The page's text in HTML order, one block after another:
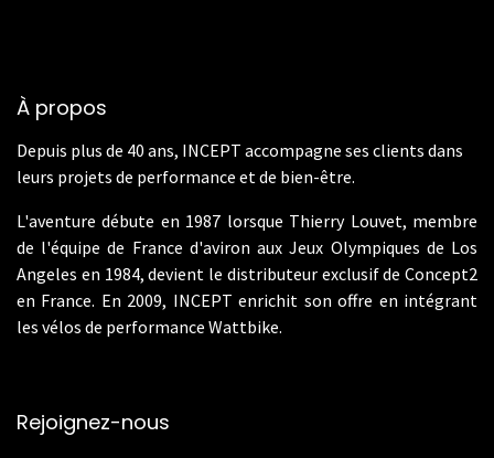
À propos
Depuis plus de 40 ans, INCEPT accompagne ses clients dans
leurs projets de performance et de bien-être.
L'aventure débute en 1987 lorsque Thierry Louvet, membre
de l'équipe de France d'aviron aux Jeux Olympiques de Los
Angeles en 1984, devient le distributeur exclusif de Concept2
en France. En 2009, INCEPT enrichit son offre en intégrant
les vélos de performance Wattbike.
Rejoignez-nous